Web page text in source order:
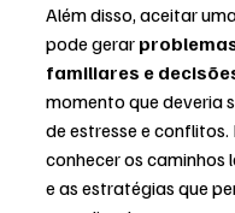
Além disso, aceitar
pode gerar
familiares e
momento que deveria
de estresse e
conhecer os caminhos
e as estratégias que